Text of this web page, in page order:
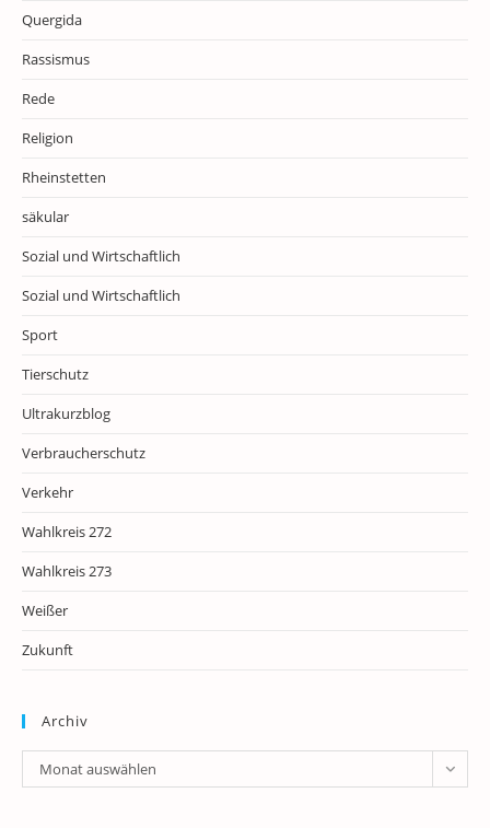
Quergida
Rassismus
Rede
Religion
Rheinstetten
säkular
Sozial und Wirtschaftlich
Sozial und Wirtschaftlich
Sport
Tierschutz
Ultrakurzblog
Verbraucherschutz
Verkehr
Wahlkreis 272
Wahlkreis 273
Weißer
Zukunft
Archiv
Archiv
Monat auswählen